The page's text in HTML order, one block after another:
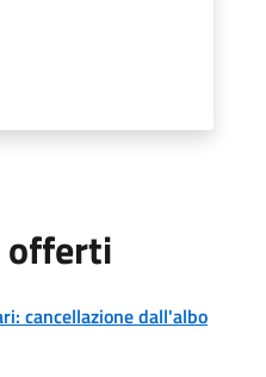
offerti
cancellazione dall'albo